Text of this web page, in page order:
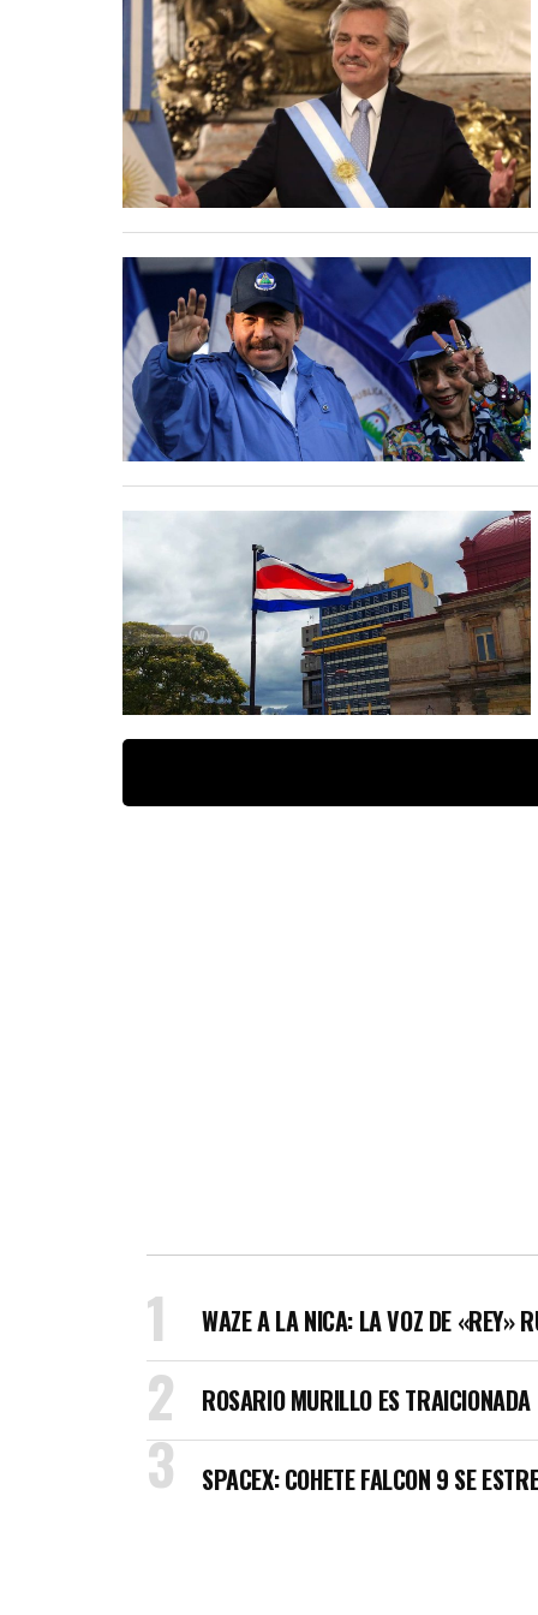
WAZE A LA NICA: LA VOZ DE «REY»
ROSARIO MURILLO ES
SPACEX: COHETE FALCON 9 SE